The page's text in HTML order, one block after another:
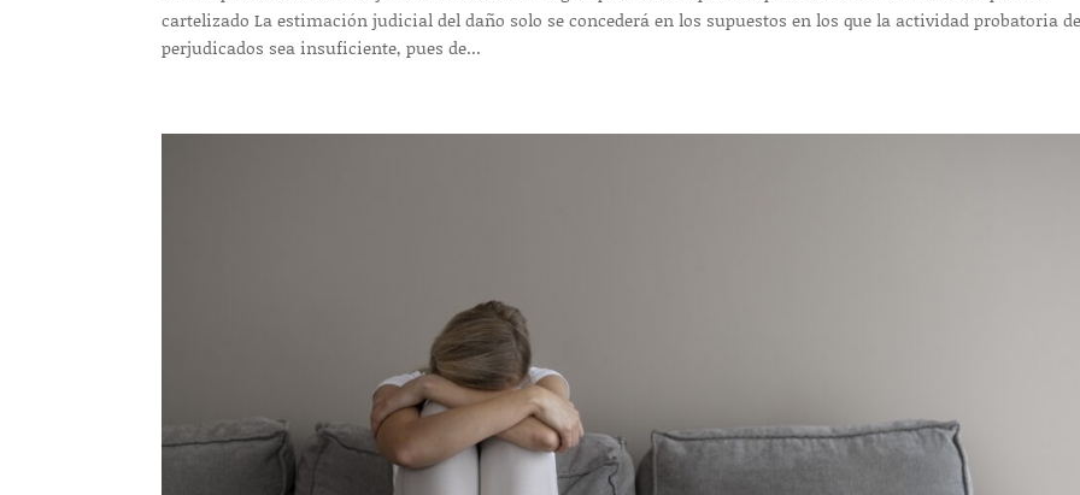
cartelizado La estimación judicial del daño solo se concederá en los supuestos en los que la actividad probatoria
perjudicados sea insuficiente, pues de...